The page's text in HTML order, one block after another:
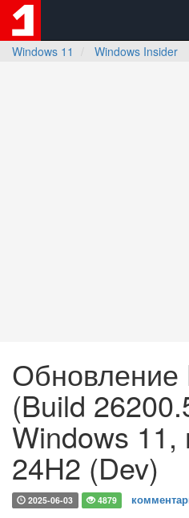
Windows 11
Windows Insider
Обновление
(Build
Windows 11,
24H2 (Dev)
2025-06-03 4879